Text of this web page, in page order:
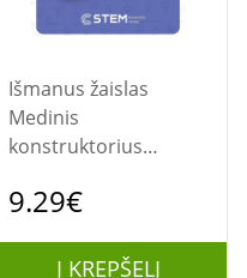
Išmanus žaislas
Medinis
konstruktorius
modelis
9.29€
Į KREPŠELĮ